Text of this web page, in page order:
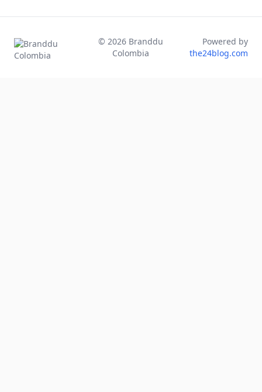
© 2026 Branddu
Colombia
Powered by
the24blog.com